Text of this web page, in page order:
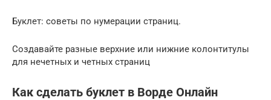
Буклет: советы по нумерации страниц.
Создавайте разные верхние или нижние колонтитулы
для нечетных и четных страниц
Как сделать буклет в Ворде Онлайн